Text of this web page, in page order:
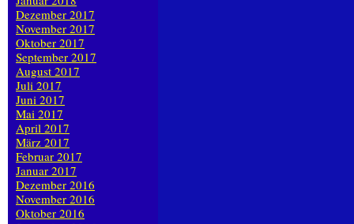
Dezember 2017
November 2017
Oktober 2017
September 2017
August 2017
Juli 2017
Juni 2017
Mai 2017
April 2017
März 2017
Februar 2017
Januar 2017
Dezember 2016
November 2016
Oktober 2016